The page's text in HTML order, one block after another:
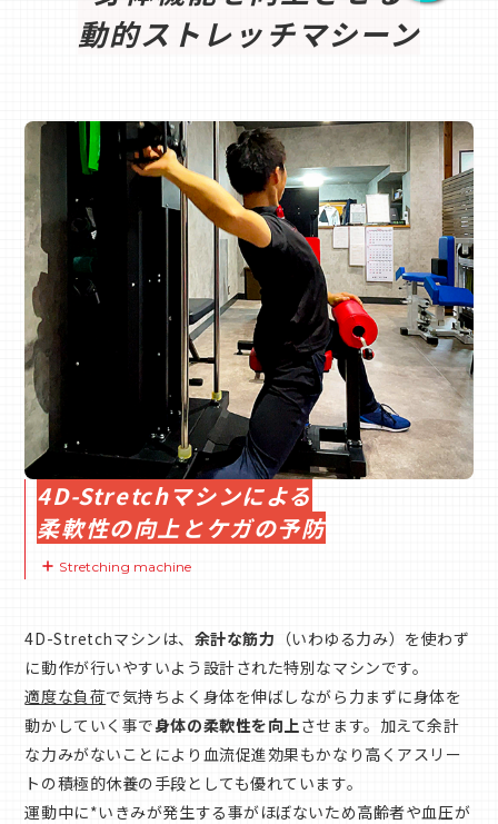
動的ストレッチマシーン
4D-Stretchマシンによる
柔軟性の向上とケガの予防
Stretching machine
4D-Stretchマシンは、 余計な筋力 （いわゆる力み）を使わず
に動作が行いやすいよう設計された特別なマシンです。
適度な負荷で気持ちよく身体を伸ばしながら力まずに身体を
動かしていく事で身体の柔軟性を向上 させます。加えて余計
な力みがないことにより血流促進効果もかなり高くアスリー
トの積極的休養の手段としても優れています。
運動中に*いきみが発生する事がほぼないため高齢者や血圧が